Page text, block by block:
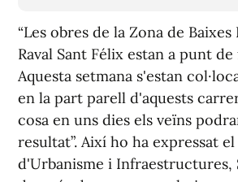
“Les obres de la Zona de
Raval Sant Félix estan a punt
Aquesta setmana s'estan
en la part parell d'aquests
cosa en uns dies els veïns
resultat”. Així ho ha expressat
d'Urbanisme i Infraestructures,